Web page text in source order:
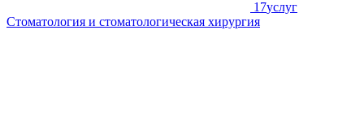
17услуг
Стоматология и стоматологическая хирургия